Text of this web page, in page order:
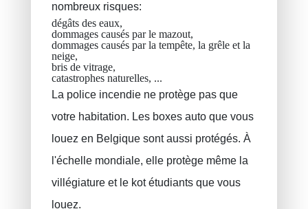
nombreux risques:
dégâts des eaux,
dommages causés par le mazout,
dommages causés par la tempête, la grêle et la
neige,
bris de vitrage,
catastrophes naturelles, ...
La police incendie ne protège pas que
votre habitation. Les boxes auto que vous
louez en Belgique sont aussi protégés. À
l'échelle mondiale, elle protège même la
villégiature et le kot étudiants que vous
louez.
RC Exploitation / RC Professionnel
Accident de travail
Assurance décennale
Protection juridique
PLCI pour les indépendants
EIP pour les sociétés
INAMI pour les médecins